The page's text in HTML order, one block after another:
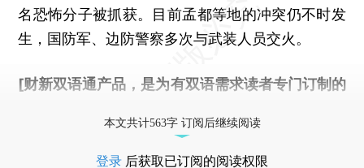
名恐怖分子被抓获。目前孟都等地的冲突仍不时发
生，国防军、边防警察多次与武装人员交火。
[财新双语通产品，是为有双语需求读者专门订制的
本文共计563字 订阅后继续阅读
登录 后获取已订阅的阅读权限